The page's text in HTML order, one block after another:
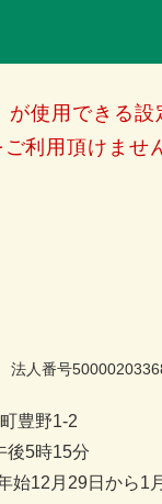
使用できる
利用頂けませ
法人番号
豊野1-2
後5時15分
始12月29日から1